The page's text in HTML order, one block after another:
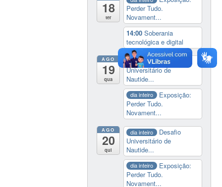
18
ter
Perder Tudo.
Novament...
14:00Soberania
tecnológica e digital
AGO
19
qua
dia inteiro
Desafio
Universitário de
Nautide...
dia inteiro
Exposição:
Perder Tudo.
Novament...
AGO
20
qui
dia inteiro
Desafio
Universitário de
Nautide...
dia inteiro
Exposição:
Perder Tudo.
Novament...